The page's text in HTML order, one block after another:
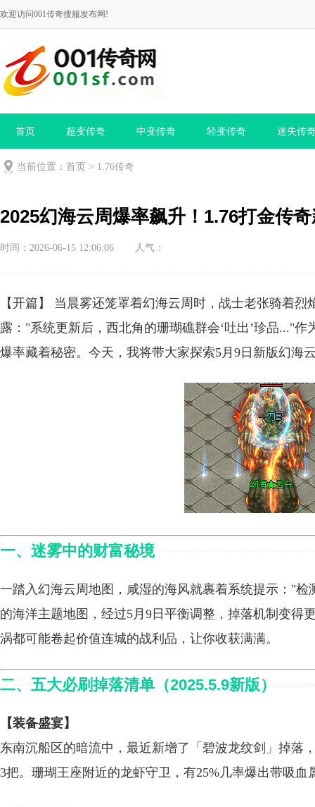
欢迎访问001传奇搜服发布网!
首页 超变传奇 中变传奇 轻变传奇 迷失传
当前位置： 首页 > 1.76传奇
2025幻海云周爆率飙升！1.76打金传
时间：2026-06-15 12:06:06 人气：
【开篇】 当晨雾还笼罩着幻海云周时，战士老张骑着
露："系统更新后，西北角的珊瑚礁群会‘吐出’珍品..."作
爆率藏着秘密。今天，我将带大家探索5月9日新版幻海
一、迷雾中的财富秘境
一踏入幻海云周地图，咸湿的海风就裹着系统提示："
的海洋主题地图，经过5月9日平衡调整，掉落机制变得
涡都可能卷起价值连城的战利品，让你收获满满。
二、五大必刷掉落清单（2025.5.9新版）
【装备盛宴】
东南沉船区的暗流中，最近新增了「碧波龙纹剑」掉落
3把。珊瑚王座附近的龙虾守卫，有25%几率爆出带吸